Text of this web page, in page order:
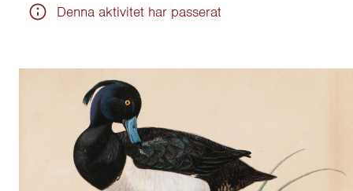
Denna aktivitet har passerat